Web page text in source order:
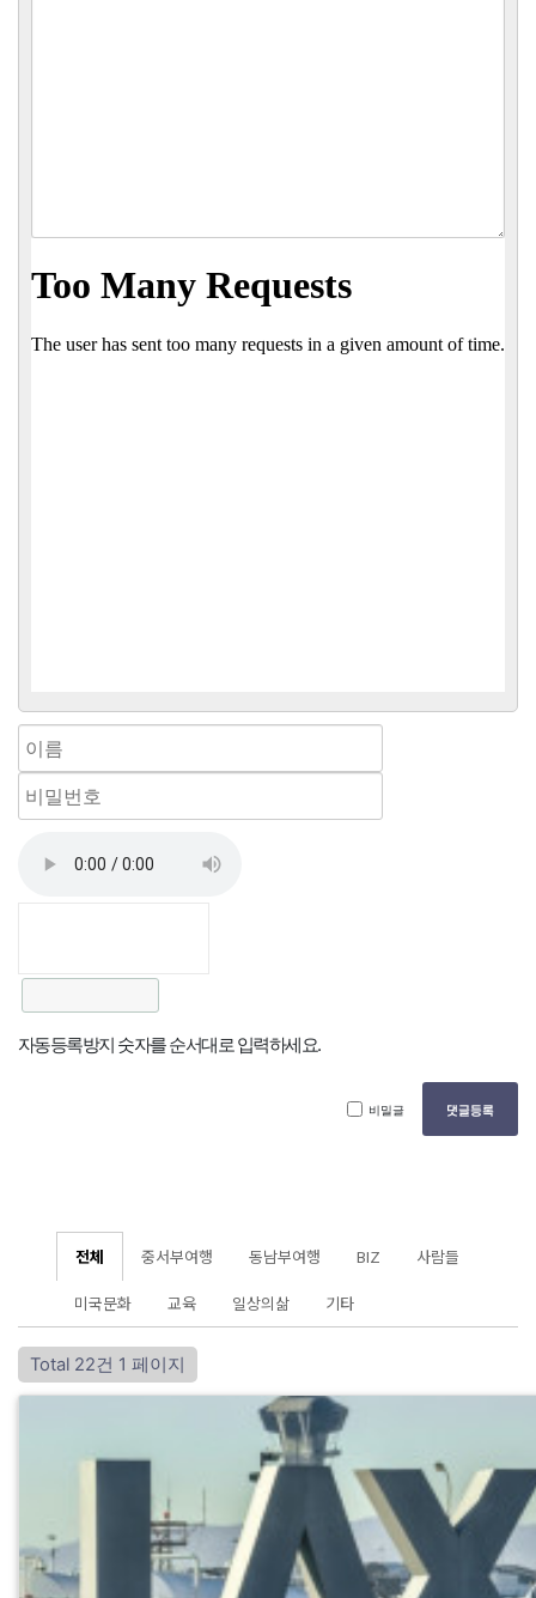
자동등록방지 숫자를 순서대로 입력하세요.
비밀글 댓글등록
전체 중서부여행 동남부여행 BIZ 사람들
미국문화 교육 일상의삶 기타
Total 22건 1 페이지